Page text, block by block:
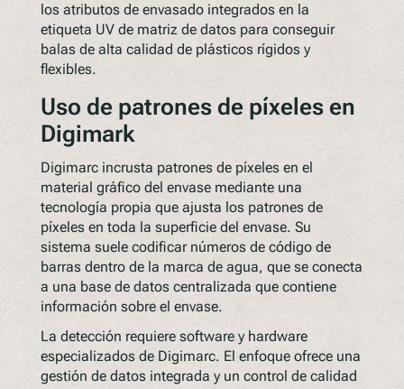
los atributos de envasado integrados en la
etiqueta UV de matriz de datos para conseguir
balas de alta calidad de plásticos rígidos y
flexibles.
Uso de patrones de píxeles en
Digimark
Digimarc incrusta patrones de píxeles en el
material gráfico del envase mediante una
tecnología propia que ajusta los patrones de
píxeles en toda la superficie del envase. Su
sistema suele codificar números de código de
barras dentro de la marca de agua, que se conecta
a una base de datos centralizada que contiene
información sobre el envase.
La detección requiere software y hardware
especializados de Digimarc. El enfoque ofrece una
gestión de datos integrada y un control de calidad